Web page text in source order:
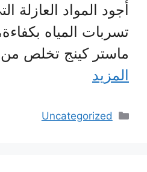
أجود المواد العازلة
تسربات المياه
ماستر كينج تخلص
المزيد
التصنيفات
Uncategorized